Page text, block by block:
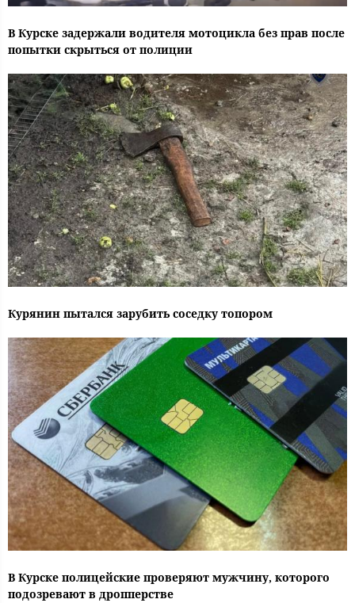
В Курске задержали водителя мотоцикла без прав после
попытки скрыться от полиции
Курянин пытался зарубить соседку топором
В Курске полицейские проверяют мужчину, которого
подозревают в дропперстве